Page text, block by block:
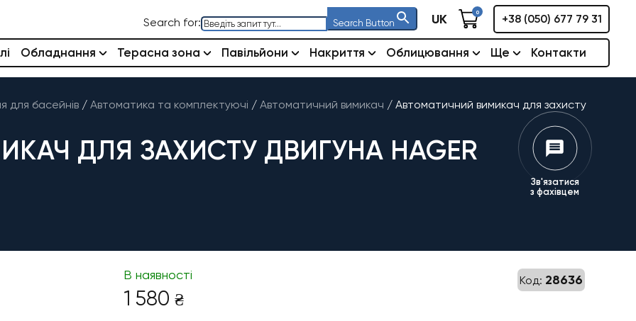
Search for: Search Button UK 0
+38 (050) 677 79 31
Обладнання Терасна зона Павільйони Накриття Облицювання Ще Контакти
для басейнів / Автоматика та комплектуючі / Автоматичний вимикач / Автоматичний вимикач для захисту
ДЛЯ ЗАХИСТУ ДВИГУНА HAGER
Зв'язатися
з фахівцем
Код: 28636
В наявності
1 580 ₴